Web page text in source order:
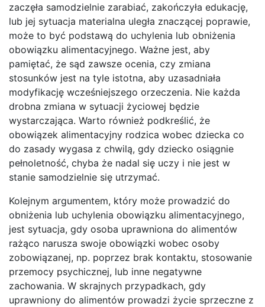
zaczęła samodzielnie zarabiać, zakończyła edukację,
lub jej sytuacja materialna uległa znaczącej poprawie,
może to być podstawą do uchylenia lub obniżenia
obowiązku alimentacyjnego. Ważne jest, aby
pamiętać, że sąd zawsze ocenia, czy zmiana
stosunków jest na tyle istotna, aby uzasadniała
modyfikację wcześniejszego orzeczenia. Nie każda
drobna zmiana w sytuacji życiowej będzie
wystarczająca. Warto również podkreślić, że
obowiązek alimentacyjny rodzica wobec dziecka co
do zasady wygasa z chwilą, gdy dziecko osiągnie
pełnoletność, chyba że nadal się uczy i nie jest w
stanie samodzielnie się utrzymać.
Kolejnym argumentem, który może prowadzić do
obniżenia lub uchylenia obowiązku alimentacyjnego,
jest sytuacja, gdy osoba uprawniona do alimentów
rażąco narusza swoje obowiązki wobec osoby
zobowiązanej, np. poprzez brak kontaktu, stosowanie
przemocy psychicznej, lub inne negatywne
zachowania. W skrajnych przypadkach, gdy
uprawniony do alimentów prowadzi życie sprzeczne z